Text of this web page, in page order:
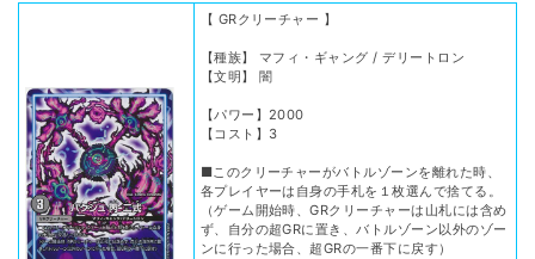
【 GRクリーチャー 】
【種族】 マフィ・ギャング / デリートロン
【文明】 闇
【パワー】2000
【コスト】3
■このクリーチャーがバトルゾーンを離れた時、
各プレイヤーは自身の手札を１枚選んで捨てる。
（ゲーム開始時、GRクリーチャーは山札には含め
ず、自分の超GRに置き、バトルゾーン以外のゾー
ンに行った場合、超GRの一番下に戻す）